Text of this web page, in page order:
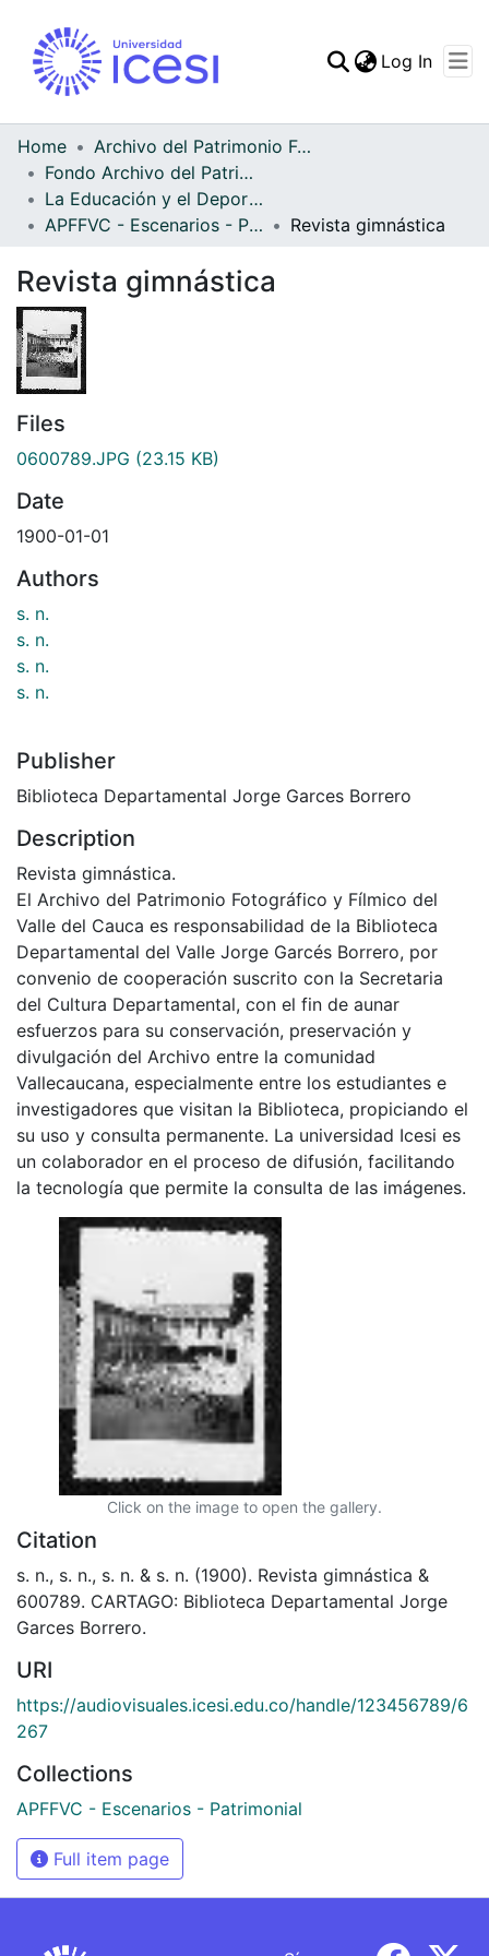
Log In
Home
Archivo del Patrimonio Fotográfico y Fílmico del Valle del Cauca
Fondo Archivo del Patrimonio Fotográfico y Fílmico del Valle del Cauca
La Educación y el Deporte
APFFVC - Escenarios - Patrimonial
Revista gimnástica
Revista gimnástica
Files
0600789.JPG (23.15 KB)
Date
1900-01-01
Authors
s. n.
s. n.
s. n.
s. n.
Publisher
Biblioteca Departamental Jorge Garces Borrero
Description
Revista gimnástica.
El Archivo del Patrimonio Fotográfico y Fílmico del
Valle del Cauca es responsabilidad de la Biblioteca
Departamental del Valle Jorge Garcés Borrero, por
convenio de cooperación suscrito con la Secretaria
del Cultura Departamental, con el fin de aunar
esfuerzos para su conservación, preservación y
divulgación del Archivo entre la comunidad
Vallecaucana, especialmente entre los estudiantes e
investigadores que visitan la Biblioteca, propiciando el
su uso y consulta permanente. La universidad Icesi es
un colaborador en el proceso de difusión, facilitando
la tecnología que permite la consulta de las imágenes.
Click on the image to open the gallery.
Citation
s. n., s. n., s. n. & s. n. (1900). Revista gimnástica &
600789. CARTAGO: Biblioteca Departamental Jorge
Garces Borrero.
URI
https://audiovisuales.icesi.edu.co/handle/123456789/6
267
Collections
APFFVC - Escenarios - Patrimonial
Full item page